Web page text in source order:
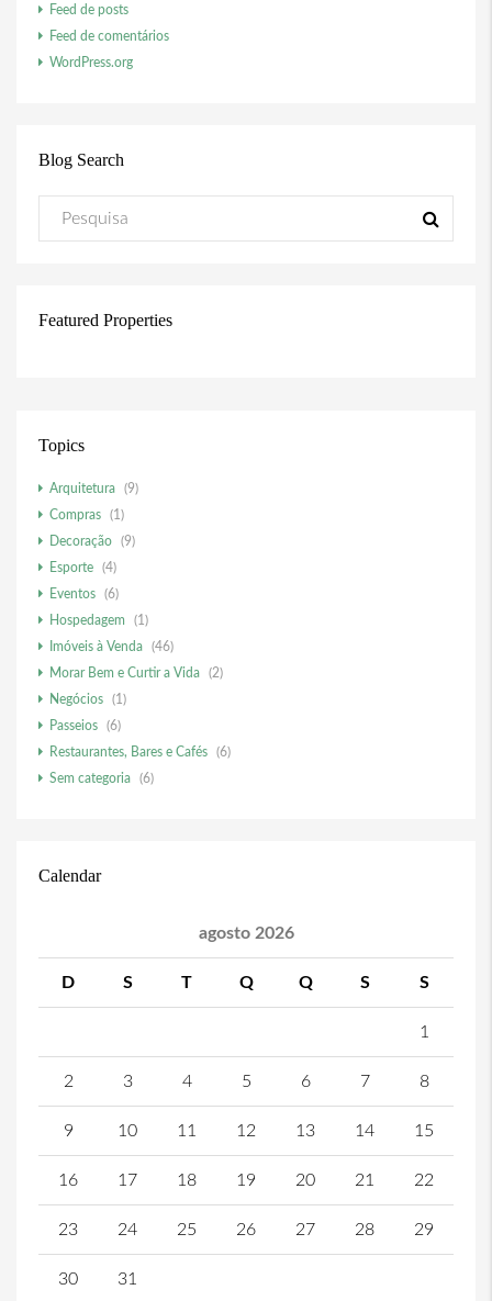
Feed de posts
Feed de comentários
WordPress.org
Blog Search
Featured Properties
Topics
Arquitetura
(9)
Compras
(1)
Decoração
(9)
Esporte
(4)
Eventos
(6)
Hospedagem
(1)
Imóveis à Venda
(46)
Morar Bem e Curtir a Vida
(2)
Negócios
(1)
Passeios
(6)
Restaurantes, Bares e Cafés
(6)
Sem categoria
(6)
Calendar
agosto 2026
D S T Q Q S S
1
2 3 4 5 6 7 8
9 10 11 12 13 14 15
16 17 18 19 20 21 22
23 24 25 26 27 28 29
30 31